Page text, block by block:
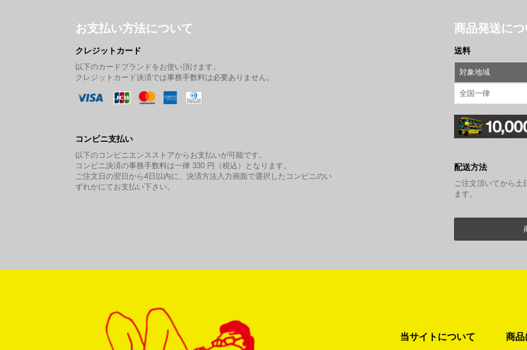
お支払い方法について
クレジットカード
以下のカードブランドをお使い頂けます。
クレジットカード決済では事務手数料は必要ありません。
コンビニ支払い
以下のコンビニエンスストアからお支払いが可能です。
コンビニ決済の事務手数料は一律 330 円（税込）となります。
ご注文日の翌日から4日以内に、決済方法入力画面で選択したコンビニのい
ずれかにてお支払い下さい。
商品発送につ
送料
対象地域
全国一律
配送方法
ご注文頂いてから土
ます。
当サイトについて 商品